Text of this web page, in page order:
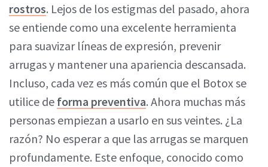
rostros. Lejos de los estigmas del pasado, ahora
se entiende como una excelente herramienta
para suavizar líneas de expresión, prevenir
arrugas y mantener una apariencia descansada.
Incluso, cada vez es más común que el Botox se
utilice de forma preventiva. Ahora muchas más
personas empiezan a usarlo en sus veintes. ¿La
razón? No esperar a que las arrugas se marquen
profundamente. Este enfoque, conocido como